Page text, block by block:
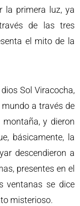
la primera luz, ya
de las tres
el mito de la
Sol Viracocha,
mundo a través de
y dieron
básicamente, la
descendieron a
presentes en el
ventanas se dice
misterioso.